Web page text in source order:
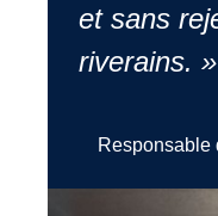
et sans
riverains. »
Responsable